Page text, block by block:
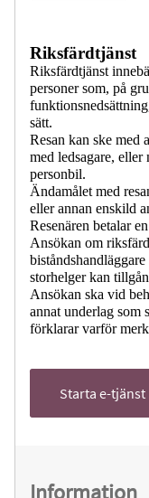
Riksfärdtjänst
Riksfärdtjänst
personer som, på
sätt.
Resan kan ske med
med ledsagare, eller
personbil.
Ändamålet med
eller annan enskild
Resenären betalar
Ansökan om
storhelger kan
Ansökan ska vid
annat underlag som
förklarar varför
Starta e-tjänst
Information